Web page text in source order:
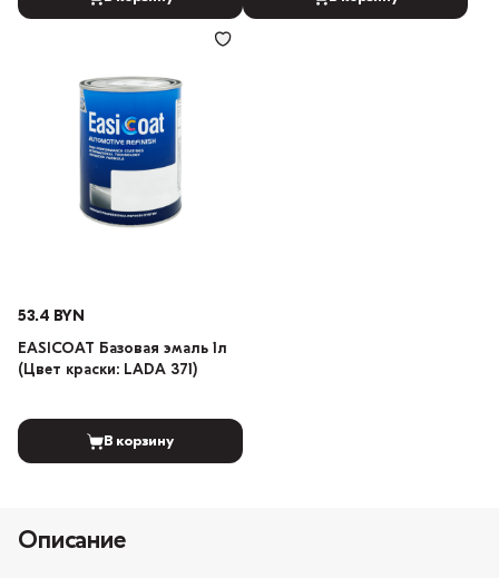
53.4 BYN
EASICOAT Базовая эмаль 1л
(Цвет краски: LADA 371)
В корзину
Описание